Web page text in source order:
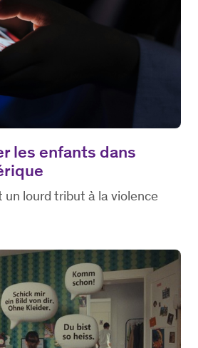
les enfants dans
lourd tribut à la violence